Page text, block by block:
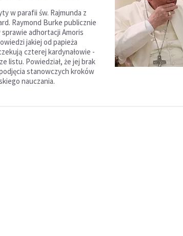
w parafii św. Rajmunda z
Raymond Burke publicznie
sprawie adhortacji Amoris
jakiej od papieża
czterej kardynałowie -
listu. Powiedział, że jej brak
stanowczych kroków
nauczania.